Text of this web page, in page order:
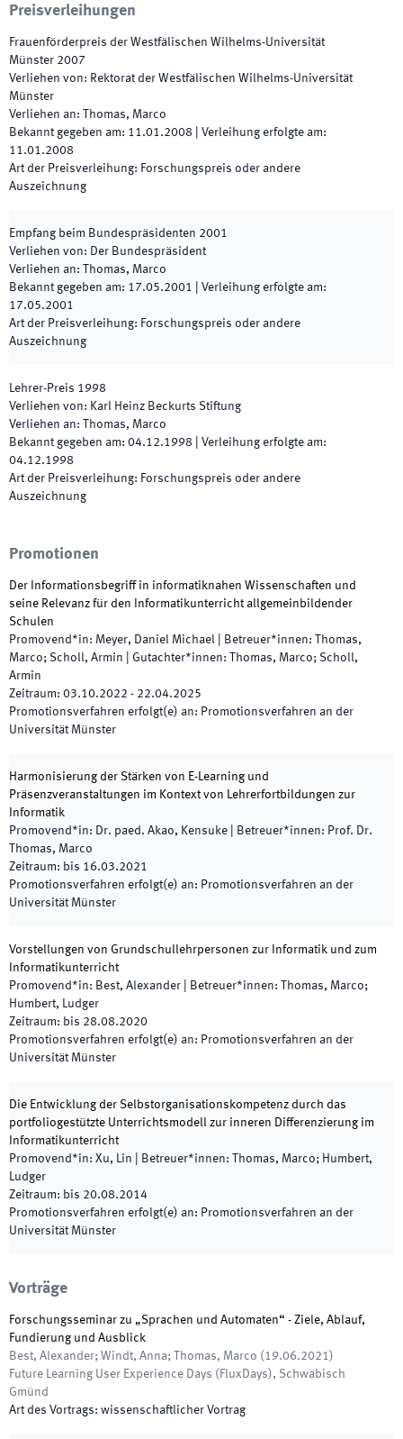
Preisverleihungen
Frauenförderpreis der Westfälischen Wilhelms-Universität
Münster 2007
Verliehen von: Rektorat der Westfälischen Wilhelms-Universität
Münster
Verliehen an:
Thomas, Marco
Bekannt gegeben am: 11.01.2008 Verleihung erfolgte am:
11.01.2008
Art der Preisverleihung: Forschungspreis oder andere
Auszeichnung
Empfang beim Bundespräsidenten 2001
Verliehen von: Der Bundespräsident
Verliehen an:
Thomas, Marco
Bekannt gegeben am: 17.05.2001 Verleihung erfolgte am:
17.05.2001
Art der Preisverleihung: Forschungspreis oder andere
Auszeichnung
Lehrer-Preis 1998
Verliehen von: Karl Heinz Beckurts Stiftung
Verliehen an:
Thomas, Marco
Bekannt gegeben am: 04.12.1998 Verleihung erfolgte am:
04.12.1998
Art der Preisverleihung: Forschungspreis oder andere
Auszeichnung
Promotionen
Der Informationsbegriff in informatiknahen Wissenschaften und
seine Relevanz für den Informatikunterricht allgemeinbildender
Schulen
Promovend*in: Meyer, Daniel Michael Betreuer*innen:
Thomas,
Marco; Scholl, Armin
Gutachter*innen:
Thomas, Marco; Scholl,
Armin
Zeitraum: 03.10.2022 - 22.04.2025
Promotionsverfahren erfolgt(e) an: Promotionsverfahren an der
Universität Münster
Harmonisierung der Stärken von E-Learning und
Präsenzveranstaltungen im Kontext von Lehrerfortbildungen zur
Informatik
Promovend*in: Dr. paed. Akao, Kensuke Betreuer*innen: Prof. Dr.
Thomas, Marco
Zeitraum: bis 16.03.2021
Promotionsverfahren erfolgt(e) an: Promotionsverfahren an der
Universität Münster
Vorstellungen von Grundschullehrpersonen zur Informatik und zum
Informatikunterricht
Promovend*in: Best, Alexander Betreuer*innen:
Thomas, Marco;
Humbert, Ludger
Zeitraum: bis 28.08.2020
Promotionsverfahren erfolgt(e) an: Promotionsverfahren an der
Universität Münster
Die Entwicklung der Selbstorganisationskompetenz durch das
portfoliogestützte Unterrichtsmodell zur inneren Differenzierung im
Informatikunterricht
Promovend*in: Xu, Lin Betreuer*innen:
Thomas, Marco; Humbert,
Ludger
Zeitraum: bis 20.08.2014
Promotionsverfahren erfolgt(e) an: Promotionsverfahren an der
Universität Münster
Vorträge
Forschungsseminar zu „Sprachen und Automaten“ - Ziele, Ablauf,
Fundierung und Ausblick
Best, Alexander; Windt, Anna; Thomas, Marco ( 19.06.2021)
Future Learning User Experience Days (FluxDays), Schwäbisch
Gmünd
Art des Vortrags: wissenschaftlicher Vortrag